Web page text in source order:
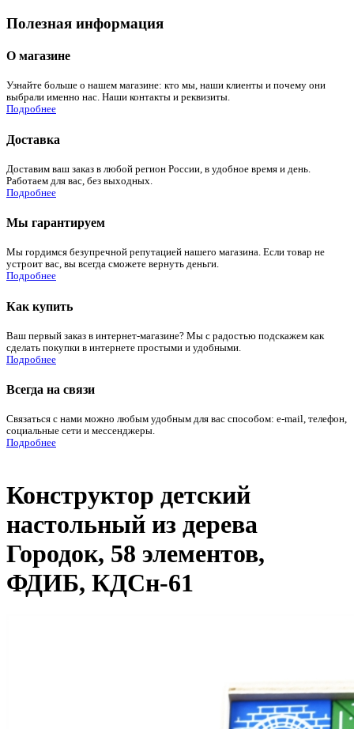
Полезная информация
О магазине
Узнайте больше о нашем магазине: кто мы, наши клиенты и почему они
выбрали именно нас. Наши контакты и реквизиты.
Подробнее
Доставка
Доставим ваш заказ в любой регион России, в удобное время и день.
Работаем для вас, без выходных.
Подробнее
Мы гарантируем
Мы гордимся безупречной репутацией нашего магазина. Если товар не
устроит вас, вы всегда сможете вернуть деньги.
Подробнее
Как купить
Ваш первый заказ в интернет-магазине? Мы с радостью подскажем как
сделать покупки в интернете простыми и удобными.
Подробнее
Всегда на связи
Связаться с нами можно любым удобным для вас способом: e-mail, телефон,
социальные сети и мессенджеры.
Подробнее
Конструктор детский
настольный из дерева
Городок, 58 элементов,
ФДИБ, КДСн-61